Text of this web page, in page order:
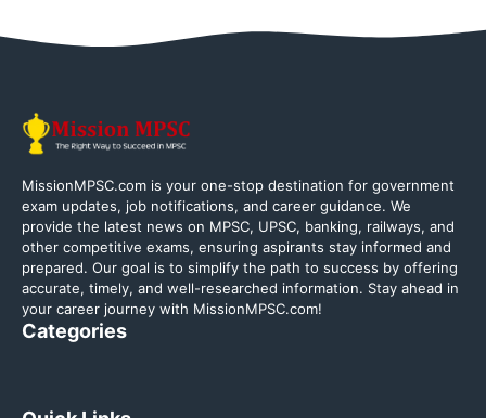
MissionMPSC.com is your one-stop destination for government
exam updates, job notifications, and career guidance. We
provide the latest news on MPSC, UPSC, banking, railways, and
other competitive exams, ensuring aspirants stay informed and
prepared. Our goal is to simplify the path to success by offering
accurate, timely, and well-researched information. Stay ahead in
your career journey with MissionMPSC.com!
Categories